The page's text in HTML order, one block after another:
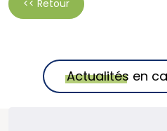
<< Retour
Actualités en